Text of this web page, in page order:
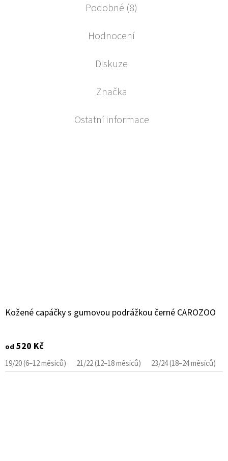
Podobné (8)
Hodnocení
Diskuze
Značka
Ostatní informace
Kožené capáčky s gumovou podrážkou černé CAROZOO
od 520 Kč
19/20 (6–12 měsíců) 21/22 (12–18 měsíců) 23/24 (18–24 měsíců)